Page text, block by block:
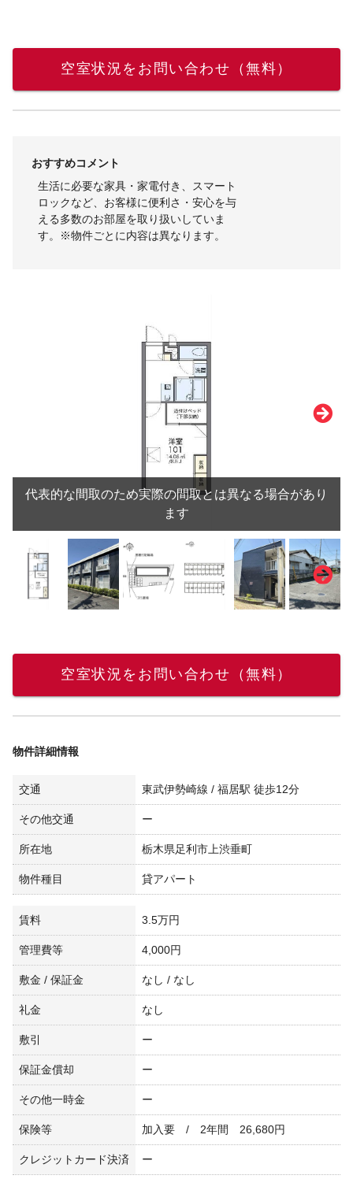
空室状況をお問い合わせ（無料）
おすすめコメント
生活に必要な家具・家電付き、スマート
ロックなど、お客様に便利さ・安心を与
える多数のお部屋を取り扱いしていま
す。※物件ごとに内容は異なります。
代表的な間取のため実際の間取とは異なる場合があり
ます
空室状況をお問い合わせ（無料）
物件詳細情報
交通 東武伊勢崎線 / 福居駅 徒歩12分
その他交通 ー
所在地 栃木県足利市上渋垂町
物件種目 貸アパート
賃料 3.5万円
管理費等 4,000円
敷金 / 保証金 なし / なし
礼金 なし
敷引 ー
保証金償却 ー
その他一時金 ー
保険等 加入要 / 2年間 26,680円
クレジットカード決済 ー